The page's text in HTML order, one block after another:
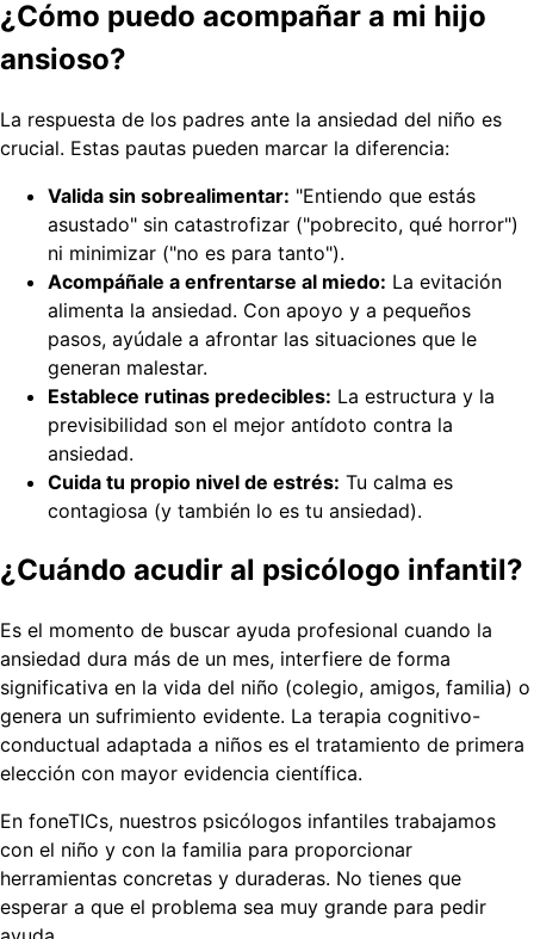
¿Cómo puedo acompañar a mi hijo
ansioso?
La respuesta de los padres ante la ansiedad del niño es
crucial. Estas pautas pueden marcar la diferencia:
Valida sin sobrealimentar: "Entiendo que estás
asustado" sin catastrofizar ("pobrecito, qué horror")
ni minimizar ("no es para tanto").
Acompáñale a enfrentarse al miedo: La evitación
alimenta la ansiedad. Con apoyo y a pequeños
pasos, ayúdale a afrontar las situaciones que le
generan malestar.
Establece rutinas predecibles: La estructura y la
previsibilidad son el mejor antídoto contra la
ansiedad.
Cuida tu propio nivel de estrés: Tu calma es
contagiosa (y también lo es tu ansiedad).
¿Cuándo acudir al psicólogo infantil?
Es el momento de buscar ayuda profesional cuando la
ansiedad dura más de un mes, interfiere de forma
significativa en la vida del niño (colegio, amigos, familia) o
genera un sufrimiento evidente. La terapia cognitivo-
conductual adaptada a niños es el tratamiento de primera
elección con mayor evidencia científica.
En foneTICs, nuestros psicólogos infantiles trabajamos
con el niño y con la familia para proporcionar
herramientas concretas y duraderas. No tienes que
esperar a que el problema sea muy grande para pedir